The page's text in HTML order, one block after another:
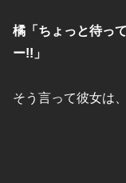
橘「ちょっと待っ
ー!!」
そう言って彼女は